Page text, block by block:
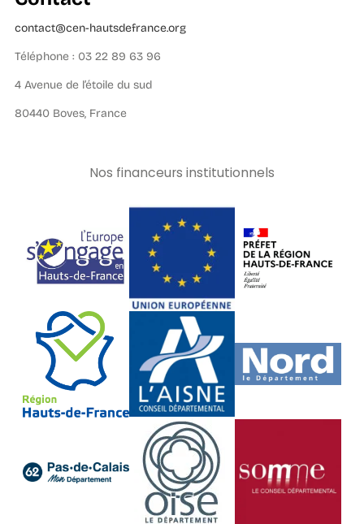
contact@cen-hautsdefrance.org
Téléphone : 03 22 89 63 96
4 Avenue de l’étoile du sud
80440 Boves, France
Nos financeurs institutionnels